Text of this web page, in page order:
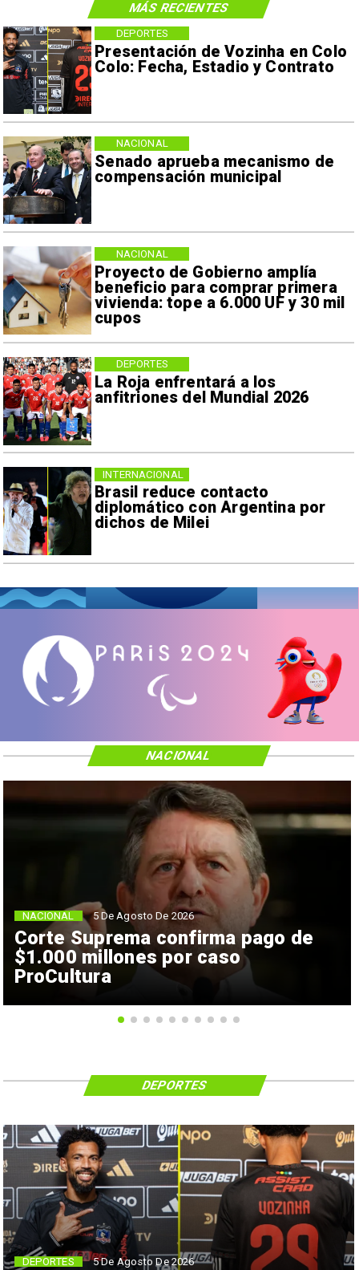
Presentación de Vozinha en Colo
Colo: Fecha, Estadio y Contrato
DEPORTES
Senado aprueba mecanismo de
compensación municipal
NACIONAL
Proyecto de Gobierno amplía
beneficio para comprar primera
vivienda: tope a 6.000 UF y 30 mil
cupos
NACIONAL
La Roja enfrentará a los
anfitriones del Mundial 2026
DEPORTES
Brasil reduce contacto
diplomático con Argentina por
dichos de Milei
INTERNACIONAL
MÁS RECIENTES
Corte Suprema confirma pago de
$1.000 millones por caso
ProCultura
NACIONAL 5 De Agosto De 2026
NACIONAL
DEPORTES 5 De Agosto De 2026
DEPORTES